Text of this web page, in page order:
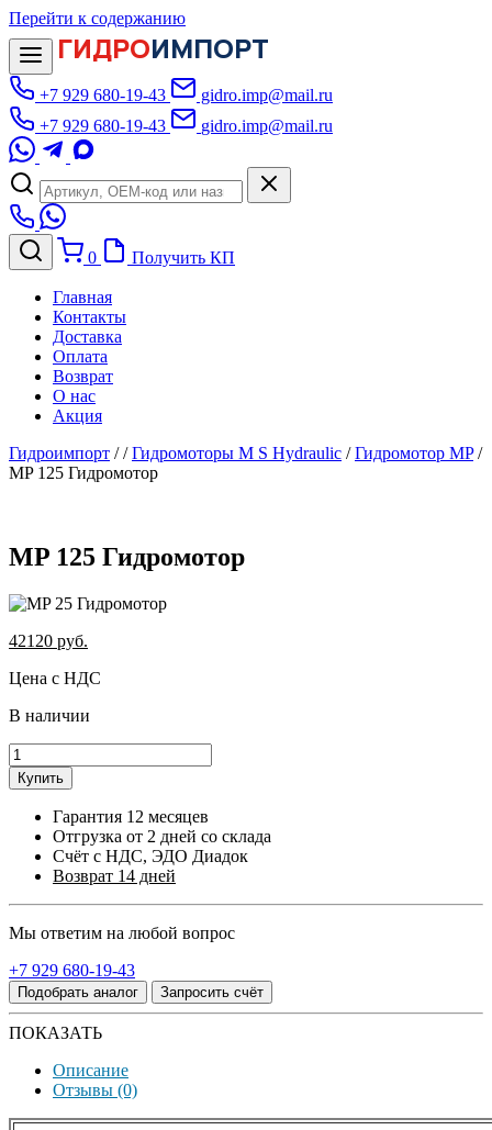
Перейти к содержанию
ГИДРОИМПОРТ
+7 929 680-19-43
gidro.imp@mail.ru
+7 929 680-19-43
gidro.imp@mail.ru
0 Получить КП
Главная
Контакты
Доставка
Оплата
Возврат
О нас
Акция
Гидроимпорт //Гидромоторы M S Hydraulic /Гидромотор MP/
MP 125 Гидромотор
MP 125 Гидромотор
42120 руб.
Цена с НДС
В наличии
Купить
Гарантия 12 месяцев
Отгрузка от 2 дней со склада
Счёт с НДС, ЭДО Диадок
Возврат 14 дней
Мы ответим на любой вопрос
+7 929 680-19-43
Подобрать аналог Запросить счёт
ПОКАЗАТЬ
Описание
Отзывы (0)